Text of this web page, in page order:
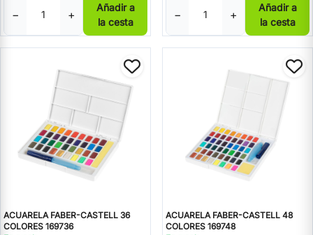
− +
Añadir a
la cesta
− +
Añadir a
la cesta
ACUARELA FABER-CASTELL 36
COLORES 169736
ACUARELA FABER-CASTELL 48
COLORES 169748